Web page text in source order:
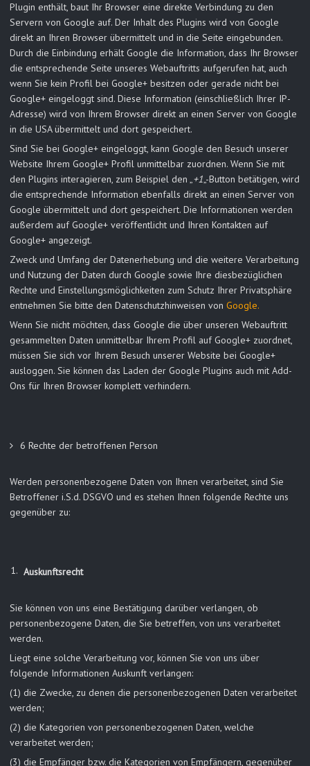
Plugin enthält, baut Ihr Browser eine direkte Verbindung zu den
Servern von Google auf. Der Inhalt des Plugins wird von Google
direkt an Ihren Browser übermittelt und in die Seite eingebunden.
Durch die Einbindung erhält Google die Information, dass Ihr Browser
die entsprechende Seite unseres Webauftritts aufgerufen hat, auch
wenn Sie kein Profil bei Google+ besitzen oder gerade nicht bei
Google+ eingeloggt sind. Diese Information (einschließlich Ihrer IP-
Adresse) wird von Ihrem Browser direkt an einen Server von Google
in die USA übermittelt und dort gespeichert.
Sind Sie bei Google+ eingeloggt, kann Google den Besuch unserer
Website Ihrem Google+ Profil unmittelbar zuordnen. Wenn Sie mit
den Plugins interagieren, zum Beispiel den „+1„-Button betätigen, wird
die entsprechende Information ebenfalls direkt an einen Server von
Google übermittelt und dort gespeichert. Die Informationen werden
außerdem auf Google+ veröffentlicht und Ihren Kontakten auf
Google+ angezeigt.
Zweck und Umfang der Datenerhebung und die weitere Verarbeitung
und Nutzung der Daten durch Google sowie Ihre diesbezüglichen
Rechte und Einstellungsmöglichkeiten zum Schutz Ihrer Privatsphäre
entnehmen Sie bitte den Datenschutzhinweisen von Google.
Wenn Sie nicht möchten, dass Google die über unseren Webauftritt
gesammelten Daten unmittelbar Ihrem Profil auf Google+ zuordnet,
müssen Sie sich vor Ihrem Besuch unserer Website bei Google+
ausloggen. Sie können das Laden der Google Plugins auch mit Add-
Ons für Ihren Browser komplett verhindern.
6 Rechte der betroffenen Person
Werden personenbezogene Daten von Ihnen verarbeitet, sind Sie
Betroffener i.S.d. DSGVO und es stehen Ihnen folgende Rechte uns
gegenüber zu:
Auskunftsrecht
Sie können von uns eine Bestätigung darüber verlangen, ob
personenbezogene Daten, die Sie betreffen, von uns verarbeitet
werden.
Liegt eine solche Verarbeitung vor, können Sie von uns über
folgende Informationen Auskunft verlangen:
(1) die Zwecke, zu denen die personenbezogenen Daten verarbeitet
werden;
(2) die Kategorien von personenbezogenen Daten, welche
verarbeitet werden;
(3) die Empfänger bzw. die Kategorien von Empfängern, gegenüber